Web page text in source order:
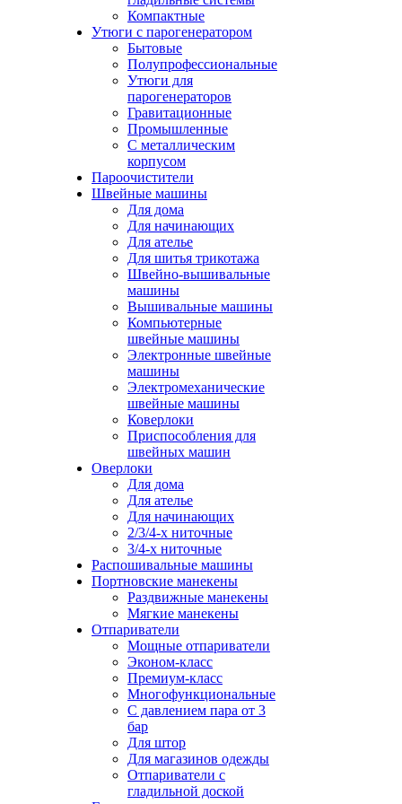
Компактные
Утюги с парогенератором
Бытовые
Полупрофессиональные
Утюги для
парогенераторов
Гравитационные
Промышленные
С металлическим
корпусом
Пароочистители
Швейные машины
Для дома
Для начинающих
Для ателье
Для шитья трикотажа
Швейно-вышивальные
машины
Вышивальные машины
Компьютерные
швейные машины
Электронные швейные
машины
Электромеханические
швейные машины
Коверлоки
Приспособления для
швейных машин
Оверлоки
Для дома
Для ателье
Для начинающих
2/3/4-х ниточные
3/4-х ниточные
Распошивальные машины
Портновские манекены
Раздвижные манекены
Мягкие манекены
Отпариватели
Мощные отпариватели
Эконом-класс
Премиум-класс
Многофункциональные
С давлением пара от 3
бар
Для штор
Для магазинов одежды
Отпариватели с
гладильной доской